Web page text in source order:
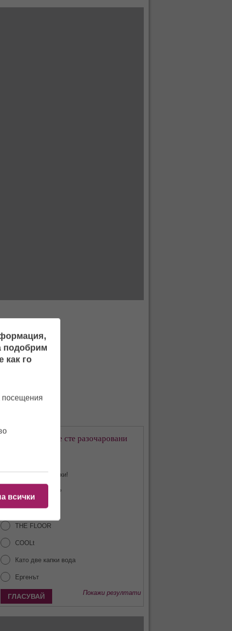
От кое предаване сте разочаровани
Харесвам всички!
КОЙ ДА ЗНАЕ?
Hell's Kitchen
THE FLOOR
COOLt
Като две капки вода
Ергенът
Покажи резултати
подобрим
как го
посещения
всички